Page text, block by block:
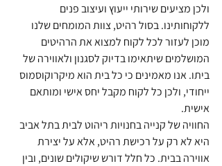
ולכן מציעים שירותי ייעוץ ועיצוב פנים
ללקוחותינו. בסול רהיט, צוות המומחים שלנו
מוכן לעזור לכל לקוח למצוא את הרהיטים
המושלמים שיתאימו בדיוק לסגנון ולאווירה של
ביתו. אנו מאמינים כי כל בית הוא מיקרוקוסמוס
ייחודי, ולכן כל לקוח מקבל יחס אישי ומותאם
אישית.
החוויה של קנייה בחנויות ריהוט לבית בתל אביב
היא לא רק על רכישת רהיט, אלא על יצירת
אווירה בבית. כל חלל דורש שיקולים שונים, ובין